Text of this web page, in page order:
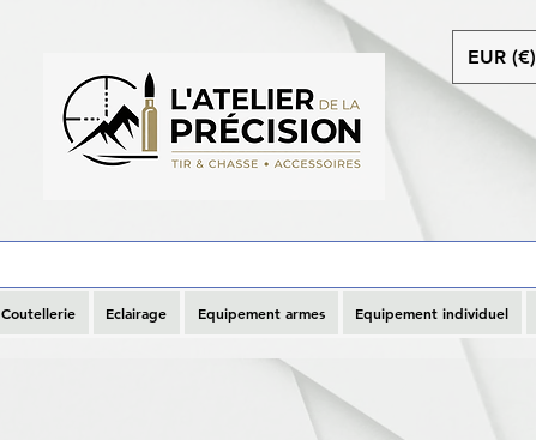
EUR (€)
Coutellerie Eclairage Equipement armes Equipement individuel